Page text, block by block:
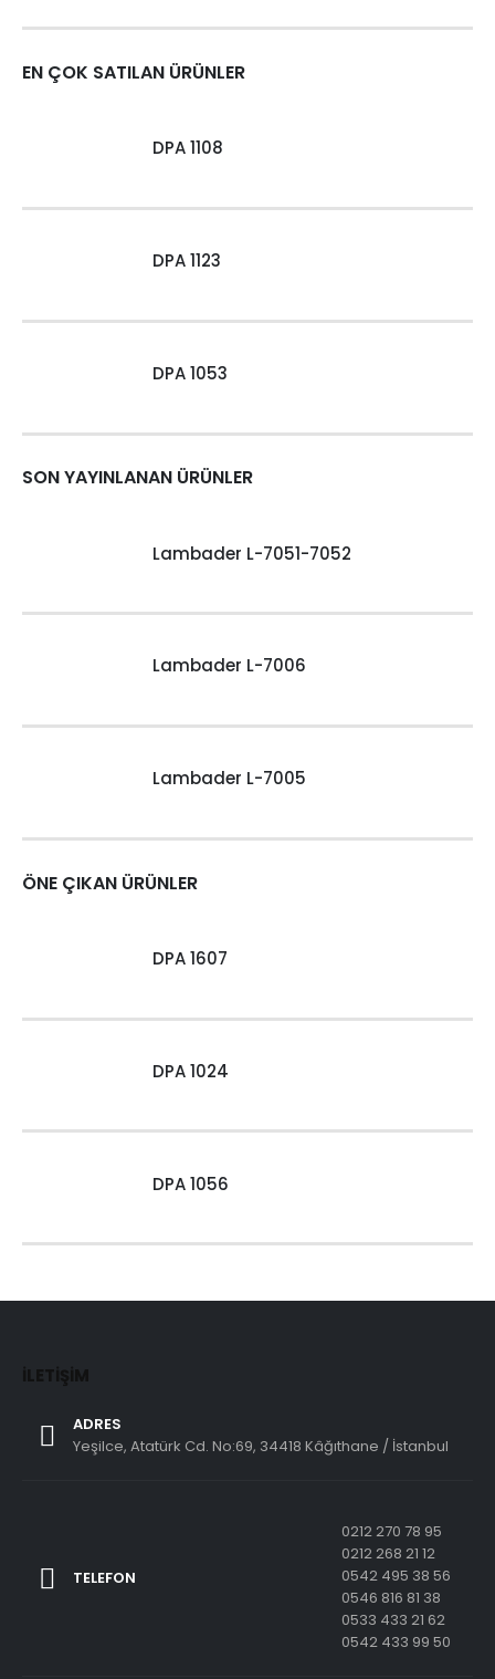
EN ÇOK SATILAN ÜRÜNLER
DPA 1108
DPA 1123
DPA 1053
SON YAYINLANAN ÜRÜNLER
Lambader L-7051-7052
Lambader L-7006
Lambader L-7005
ÖNE ÇIKAN ÜRÜNLER
DPA 1607
DPA 1024
DPA 1056
İLETIŞIM
ADRES
Yeşilce, Atatürk Cd. No:69, 34418 Kâğıthane / İstanbul
TELEFON
0212 270 78 95
0212 268 21 12
0542 495 38 56
0546 816 81 38
0533 433 21 62
0542 433 99 50